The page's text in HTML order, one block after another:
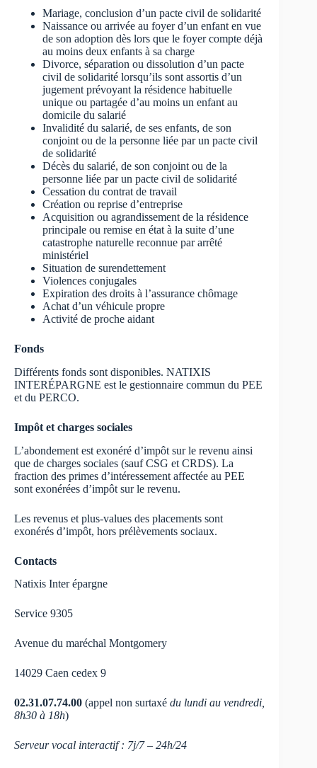
Mariage, conclusion d’un pacte civil de solidarité
Naissance ou arrivée au foyer d’un enfant en vue
de son adoption dès lors que le foyer compte déjà
au moins deux enfants à sa charge
Divorce, séparation ou dissolution d’un pacte
civil de solidarité lorsqu’ils sont assortis d’un
jugement prévoyant la résidence habituelle
unique ou partagée d’au moins un enfant au
domicile du salarié
Invalidité du salarié, de ses enfants, de son
conjoint ou de la personne liée par un pacte civil
de solidarité
Décès du salarié, de son conjoint ou de la
personne liée par un pacte civil de solidarité
Cessation du contrat de travail
Création ou reprise d’entreprise
Acquisition ou agrandissement de la résidence
principale ou remise en état à la suite d’une
catastrophe naturelle reconnue par arrêté
ministériel
Situation de surendettement
Violences conjugales
Expiration des droits à l’assurance chômage
Achat d’un véhicule propre
Activité de proche aidant
Fonds
Différents fonds sont disponibles. NATIXIS
INTERÉPARGNE est le gestionnaire commun du PEE
et du PERCO.
Impôt et charges sociales
L’abondement est exonéré d’impôt sur le revenu ainsi
que de charges sociales (sauf CSG et CRDS). La
fraction des primes d’intéressement affectée au PEE
sont exonérées d’impôt sur le revenu.
Les revenus et plus-values des placements sont
exonérés d’impôt, hors prélèvements sociaux.
Contacts
Natixis Inter épargne
Service 9305
Avenue du maréchal Montgomery
14029 Caen cedex 9
02.31.07.74.00 (appel non surtaxé du lundi au vendredi,
8h30 à 18h)
Serveur vocal interactif : 7j/7 – 24h/24